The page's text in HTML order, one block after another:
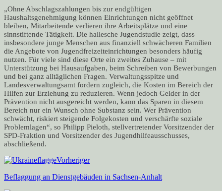
„Ohne Abschlagszahlungen bis zur endgültigen
Haushaltsgenehmigung können Einrichtungen nicht geöffnet
bleiben, Mitarbeitende verlieren ihre Arbeitsplätze und eine
sinnstiftende Tätigkeit. Die hallesche Jugendstudie zeigt, dass
insbesondere junge Menschen aus finanziell schwächeren Familien
die Angebote von Jugendfreizeiteinrichtungen besonders häufig
nutzen. Für viele sind diese Orte ein zweites Zuhause – mit
Unterstützung bei Hausaufgaben, beim Schreiben von Bewerbungen
und bei ganz alltäglichen Fragen. Verwaltungsspitze und
Landesverwaltungsamt fordern zugleich, die Kosten im Bereich der
Hilfen zur Erziehung zu reduzieren. Wenn jedoch Gelder in der
Prävention nicht ausgereicht werden, kann das Sparen in diesem
Bereich nur ein Wunsch ohne Substanz sein. Wer Prävention
schwächt, riskiert steigende Folgekosten und verschärfte soziale
Problemlagen“, so Philipp Pieloth, stellvertretender Vorsitzender der
SPD-Fraktion und Vorsitzender des Jugendhilfeausschusses,
abschließend.
Vorheriger
Beflaggung an Dienstgebäuden in Sachsen-Anhalt